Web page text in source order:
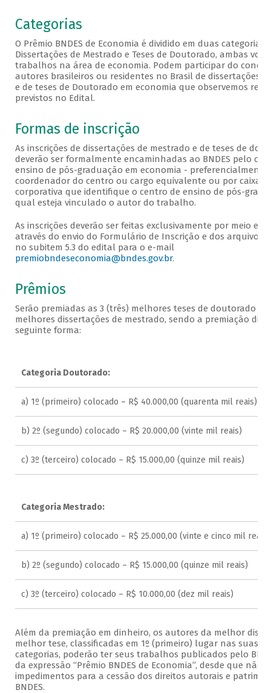
Categorias
O Prêmio BNDES de Economia é dividido em duas categorias:
Dissertações de Mestrado e Teses de Doutorado, ambas
trabalhos na área de economia. Podem participar do
autores brasileiros ou residentes no Brasil de dissertações
e de teses de Doutorado em economia que observemos
previstos no Edital.
Formas de inscrição
As inscrições de dissertações de mestrado e de teses de
deverão ser formalmente encaminhadas ao BNDES pelo
ensino de pós-graduação em economia - preferencialmente
coordenador do centro ou cargo equivalente ou por caixa
corporativa que identifique o centro de ensino de pós-
qual esteja vinculado o autor do trabalho.
As inscrições deverão ser feitas exclusivamente por meio
através do envio do Formulário de Inscrição e dos arquivos
no subitem 5.3 do edital para o e-mail
premiobndeseconomia@bndes.gov.br.
Prêmios
Serão premiadas as 3 (três) melhores teses de doutorado e
melhores dissertações de mestrado, sendo a premiação
seguinte forma:
Categoria Doutorado:
a) 1º (primeiro) colocado – R$ 40.000,00 (quarenta mil reais)
b) 2º (segundo) colocado – R$ 20.000,00 (vinte mil reais)
c) 3º (terceiro) colocado – R$ 15.000,00 (quinze mil reais)
Categoria Mestrado:
a) 1º (primeiro) colocado – R$ 25.000,00 (vinte e cinco mil reais)
b) 2º (segundo) colocado – R$ 15.000,00 (quinze mil reais)
c) 3º (terceiro) colocado – R$ 10.000,00 (dez mil reais)
Além da premiação em dinheiro, os autores da melhor
melhor tese, classificadas em 1º (primeiro) lugar nas suas
categorias, poderão ter seus trabalhos publicados pelo
da expressão “Prêmio BNDES de Economia”, desde que não
impedimentos para a cessão dos direitos autorais e
BNDES.